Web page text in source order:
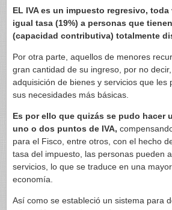
EL IVA es un impuesto regresivo,
igual tasa (19%) a personas que
(capacidad contributiva) totalmente
Por otra parte, aquellos de menores
gran cantidad de su ingreso, por no
adquisición de bienes y servicios que les
sus necesidades más básicas.
Es por ello que quizás se pudo hacer
uno o dos puntos de IVA,
para el Fisco, entre otros, con el hecho
tasa del impuesto, las personas pueden
servicios, lo que se traduce en una
economía.
Así como se estableció un sistema para